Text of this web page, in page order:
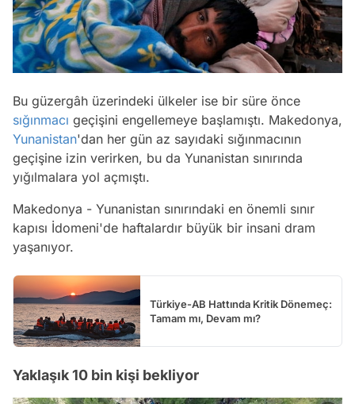
Bu güzergâh üzerindeki ülkeler ise bir süre önce
sığınmacı geçişini engellemeye başlamıştı. Makedonya,
Yunanistan'dan her gün az sayıdaki sığınmacının
geçişine izin verirken, bu da Yunanistan sınırında
yığılmalara yol açmıştı.
Makedonya - Yunanistan sınırındaki en önemli sınır
kapısı İdomeni'de haftalardır büyük bir insani dram
yaşanıyor.
Türkiye-AB Hattında Kritik Dönemeç:
Tamam mı, Devam mı?
Yaklaşık 10 bin kişi bekliyor